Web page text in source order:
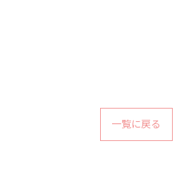
一覧に戻る